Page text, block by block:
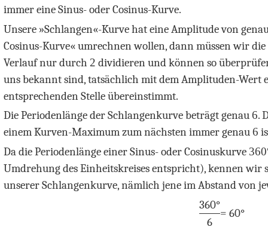
immer eine Sinus- oder Cosinus-Kurve.
Unsere »Schlangen«-Kurve hat eine Amplitude von
Cosinus-Kurve« umrechnen wollen, dann müssen wir
Verlauf nur durch 2 dividieren und können so
uns bekannt sind, tatsächlich mit dem Amplituden-Wert
entsprechenden Stelle übereinstimmt.
Die Periodenlänge der Schlangenkurve beträgt genau6.
einem Kurven-Maximum zum nächsten immer genau6
Da die Periodenlänge einer Sinus- oder Cosinuskurve
Umdrehung des Einheitskreises entspricht), kennen wir
unserer Schlangenkurve, nämlich jene im Abstand von
360°
6
= 60°